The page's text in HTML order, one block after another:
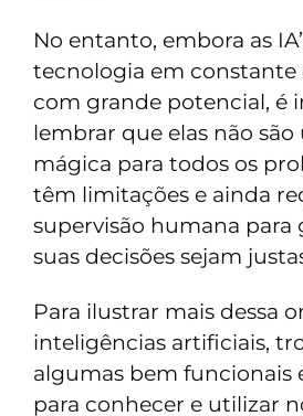
No entanto, embora as
tecnologia em constante
com grande potencial, é
lembrar que elas não
mágica para todos os
têm limitações e ainda
supervisão humana para
suas decisões sejam
Para ilustrar mais dessa
inteligências artificiais,
algumas bem funcionais
para conhecer e utilizar